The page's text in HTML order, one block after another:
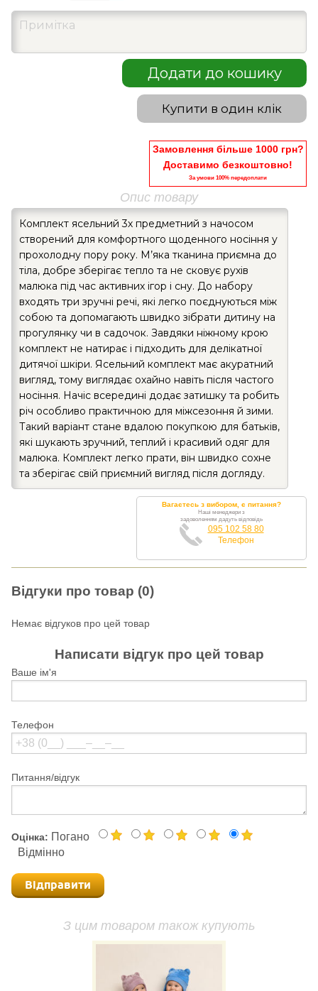
Додати до кошику
Купити в один клік
Замовлення більше 1000 грн?
Доставимо безкоштовно!
За умови 100% передоплати
Опис товару
Комплект ясельний 3х предметний з начосом
створений для комфортного щоденного носіння у
прохолодну пору року. М’яка тканина приємна до
тіла, добре зберігає тепло та не сковує рухів
малюка під час активних ігор і сну. До набору
входять три зручні речі, які легко поєднуються між
собою та допомагають швидко зібрати дитину на
прогулянку чи в садочок. Завдяки ніжному крою
комплект не натирає і підходить для делікатної
дитячої шкіри. Ясельний комплект має акуратний
вигляд, тому виглядає охайно навіть після частого
носіння. Начіс всередині додає затишку та робить
річ особливо практичною для міжсезоння й зими.
Такий варіант стане вдалою покупкою для батьків,
які шукають зручний, теплий і красивий одяг для
малюка. Комплект легко прати, він швидко сохне
та зберігає свій приємний вигляд після догляду.
Вагаєтесь з вибором, є питання?
Наші менеджери з
задоволенням дадуть відповідь
095 102 58 80
Телефон
Відгуки про товар (0)
Немає відгуков про цей товар
Написати відгук про цей товар
Ваше ім'я
Телефон
Питання/відгук
Оцінка: Погано
Відмінно
Відправити
З цим товаром також купують